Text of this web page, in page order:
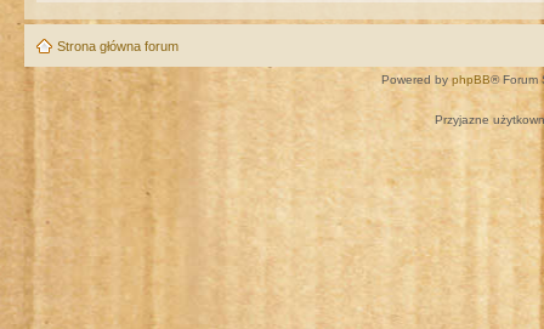
Strona główna forum
Powered by phpBB® Forum
Przyjazne